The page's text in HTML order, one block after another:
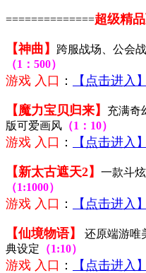
==============超级精
【神曲】
跨服战场、公会
（1：500）
游戏 入口 ： 【点击进入】
【魔力宝贝归来】
充满奇
版可爱画风 （1：10）
游戏 入口 ： 【点击进入】
【新太古遮天2】 一款斗
（1:1000）
游戏 入口 ： 【点击进入】
【仙境物语】
还原端游唯
典设定 （1:10）
游戏 入口 ： 【点击进入】